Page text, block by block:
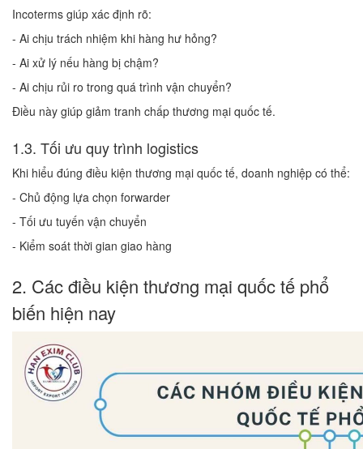
Incoterms giúp xác định rõ:
- Ai chịu trách nhiệm khi hàng hư hỏng?
- Ai xử lý nếu hàng bị chậm?
- Ai chịu rủi ro trong quá trình vận chuyển?
Điều này giúp giảm tranh chấp thương mại quốc tế.
1.3. Tối ưu quy trình logistics
Khi hiểu đúng điều kiện thương mại quốc tế, doanh nghiệp có thể:
- Chủ động lựa chọn forwarder
- Tối ưu tuyến vận chuyển
- Kiểm soát thời gian giao hàng
2. Các điều kiện thương mại quốc tế phổ
biến hiện nay